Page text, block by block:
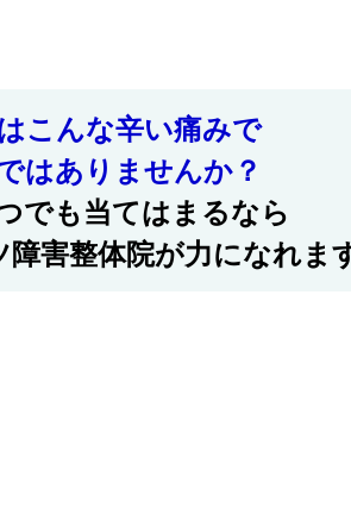
こんな辛い痛みで
はありませんか？
でも当てはまるなら
障害整体院が力になれま